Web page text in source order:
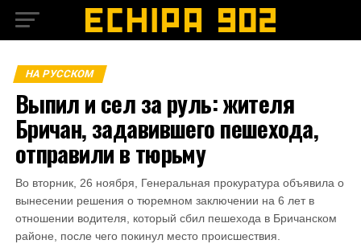
НА РУССКОМ
Выпил и сел за руль: жителя
Бричан, задавившего пешехода,
отправили в тюрьму
Во вторник, 26 ноября, Генеральная прокуратура объявила о
вынесении решения о тюремном заключении на 6 лет в
отношении водителя, который сбил пешехода в Бричанском
районе, после чего покинул место происшествия.